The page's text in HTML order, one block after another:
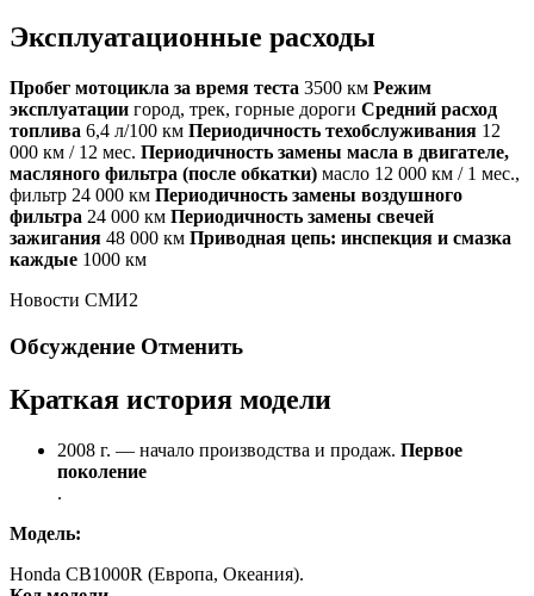
Эксплуатационные расходы
Пробег мотоцикла за время теста 3500 км Режим
эксплуатации город, трек, горные дороги Средний расход
топлива 6,4 л/100 км Периодичность техобслуживания 12
000 км / 12 мес. Периодичность замены масла в двигателе,
масляного фильтра (после обкатки) масло 12 000 км / 1 мес.,
фильтр 24 000 км Периодичность замены воздушного
фильтра 24 000 км Периодичность замены свечей
зажигания 48 000 км Приводная цепь: инспекция и смазка
каждые 1000 км
Новости СМИ2
Обсуждение Отменить
Краткая история модели
2008 г. — начало производства и продаж. Первое
поколение
.
Модель:
Honda CB1000R (Европа, Океания).